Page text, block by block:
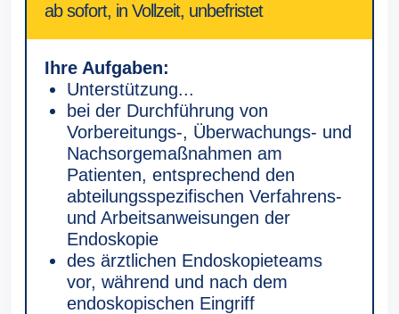
ab sofort, in Vollzeit, unbefristet
Ihre Aufgaben:
Unterstützung...
bei der Durchführung von
Vorbereitungs-, Überwachungs- und
Nachsorgemaßnahmen am
Patienten, entsprechend den
abteilungsspezifischen Verfahrens-
und Arbeitsanweisungen der
Endoskopie
des ärztlichen Endoskopieteams
vor, während und nach dem
endoskopischen Eingriff